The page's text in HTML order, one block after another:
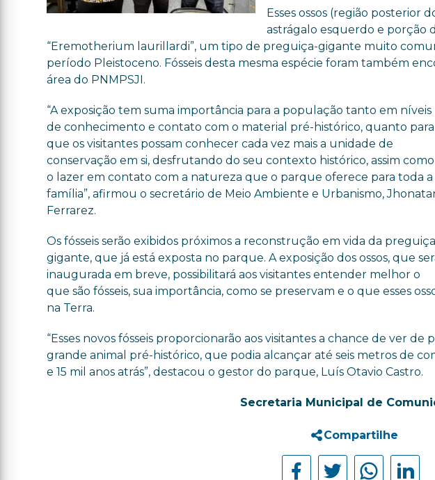
Esses ossos (região posterior
astrágalo esquerdo e porção
“Eremotherium laurillardi”, um tipo de preguiça-gigante muito
período Pleistoceno. Fósseis desta mesma espécie foram também
área do PNMPSJI.
“A exposição tem suma importância para a população tanto em níveis
de conhecimento e contato com o material pré-histórico, quanto para
que os visitantes possam conhecer cada vez mais a unidade de
conservação em si, desfrutando do seu contexto histórico, assim como
o lazer em contato com a natureza que o parque oferece para toda a
família”, afirmou o secretário de Meio Ambiente e Urbanismo,
Ferrarez.
Os fósseis serão exibidos próximos a reconstrução em vida da
gigante, que já está exposta no parque. A exposição dos ossos, que
inaugurada em breve, possibilitará aos visitantes entender melhor o
que são fósseis, sua importância, como se preservam e o que esses
na Terra.
“Esses novos fósseis proporcionarão aos visitantes a chance de ver de
grande animal pré-histórico, que podia alcançar até seis metros de
e 15 mil anos atrás”, destacou o gestor do parque, Luís Otavio Castro.
Secretaria Municipal de
Compartilhe